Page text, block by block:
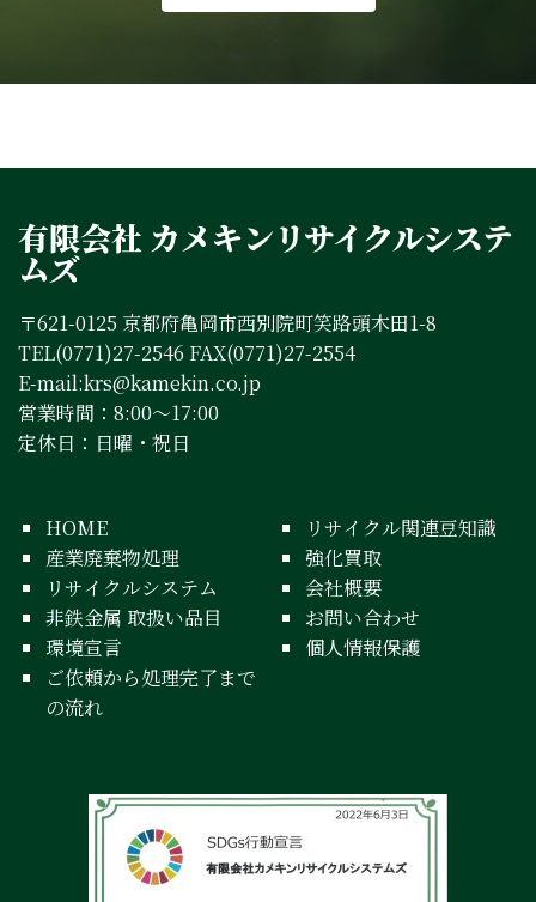
有限会社 カメキンリサイクルシステ
ムズ
〒621-0125 京都府亀岡市西別院町笑路頭木田1-8
TEL(0771)27-2546 FAX(0771)27-2554
E-mail:krs@kamekin.co.jp
営業時間：8:00～17:00
定休日：日曜・祝日
HOME
産業廃棄物処理
リサイクルシステム
非鉄金属 取扱い品目
環境宣言
ご依頼から処理完了まで
の流れ
リサイクル関連豆知識
強化買取
会社概要
お問い合わせ
個人情報保護